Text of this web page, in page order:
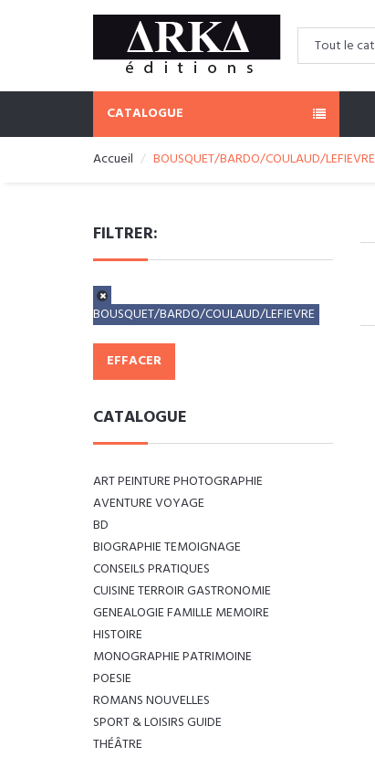
CATALOGUE
Accueil BOUSQUET/BARDO/COULAUD/LEFIEVRE
FILTRER:
BOUSQUET/BARDO/COULAUD/LEFIEVRE
EFFACER
CATALOGUE
ART PEINTURE PHOTOGRAPHIE
AVENTURE VOYAGE
BD
BIOGRAPHIE TEMOIGNAGE
CONSEILS PRATIQUES
CUISINE TERROIR GASTRONOMIE
GENEALOGIE FAMILLE MEMOIRE
HISTOIRE
MONOGRAPHIE PATRIMOINE
POESIE
ROMANS NOUVELLES
SPORT & LOISIRS GUIDE
THÉÂTRE